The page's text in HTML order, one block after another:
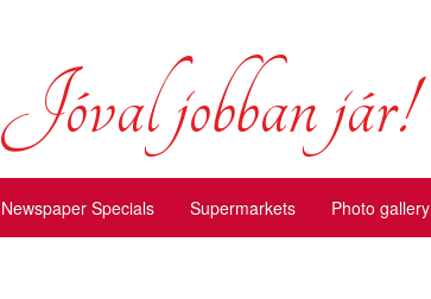
Jóval jobban jár!
Newspaper Specials Supermarkets Photo gallery